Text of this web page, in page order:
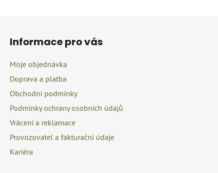
d
ý
i
s
Informace pro vás
Moje objednávka
Doprava a platba
Obchodní podmínky
Podmínky ochrany osobních údajů
Vrácení a reklamace
Provozovatel a fakturační údaje
Kariéra